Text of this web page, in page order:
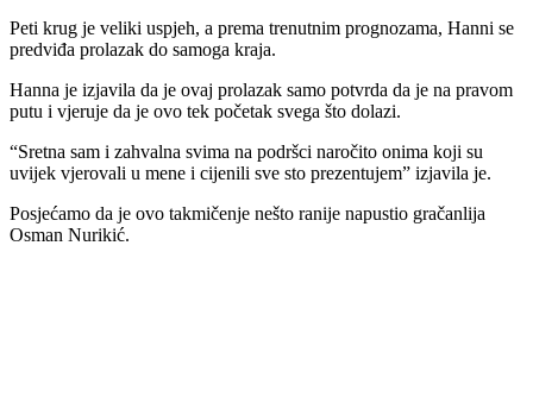
Peti krug je veliki uspjeh, a prema trenutnim prognozama, Hanni se
predviđa prolazak do samoga kraja.
Hanna je izjavila da je ovaj prolazak samo potvrda da je na pravom
putu i vjeruje da je ovo tek početak svega što dolazi.
“Sretna sam i zahvalna svima na podršci naročito onima koji su
uvijek vjerovali u mene i cijenili sve sto prezentujem” izjavila je.
Posjećamo da je ovo takmičenje nešto ranije napustio gračanlija
Osman Nurikić.